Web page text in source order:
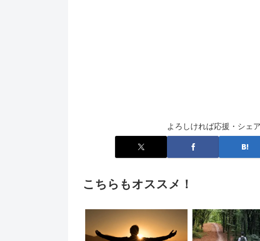
よろしければ応援・シェ
こちらもオススメ！